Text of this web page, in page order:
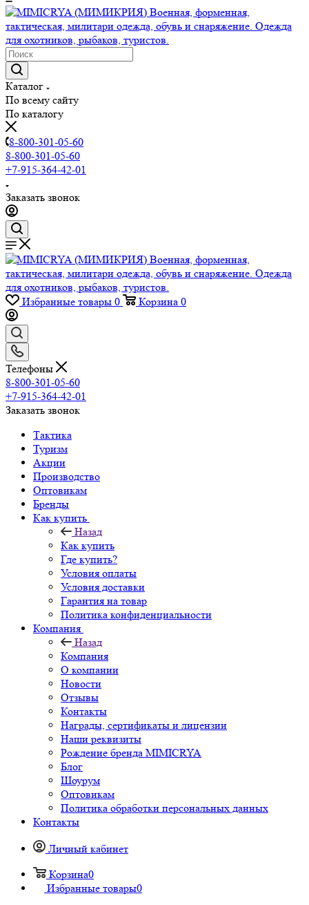
Каталог
По всему сайту
По каталогу
8-800-301-05-60
8-800-301-05-60
+7-915-364-42-01
Заказать звонок
Избранные товары 0 Корзина 0
Телефоны
8-800-301-05-60
+7-915-364-42-01
Заказать звонок
Тактика
Туризм
Акции
Производство
Оптовикам
Бренды
Как купить
Назад
Как купить
Где купить?
Условия оплаты
Условия доставки
Гарантия на товар
Политика конфиденциальности
Компания
Назад
Компания
О компании
Новости
Отзывы
Контакты
Награды, сертификаты и лицензии
Наши реквизиты
Рождение бренда MIMICRYA
Блог
Шоурум
Оптовикам
Политика обработки персональных данных
Контакты
Личный кабинет
Корзина0
Избранные товары0